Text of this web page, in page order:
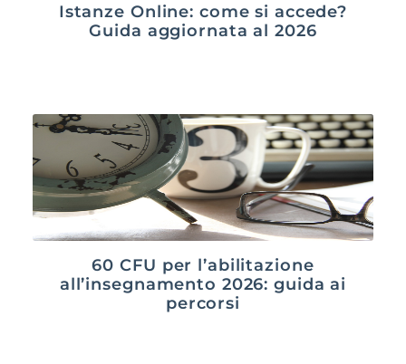
Istanze Online: come si accede?
Guida aggiornata al 2026
60 CFU per l’abilitazione
all’insegnamento 2026: guida ai
percorsi